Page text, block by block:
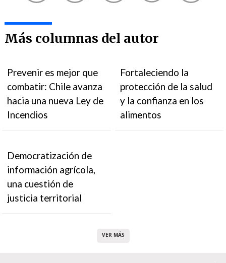
Más columnas del autor
Prevenir es mejor que
combatir: Chile avanza
hacia una nueva Ley de
Incendios
Fortaleciendo la
protección de la salud
y la confianza en los
alimentos
Democratización de
información agrícola,
una cuestión de
justicia territorial
VER MÁS